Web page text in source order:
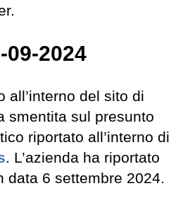
09-2024
all’interno del sito di
smentita sul presunto
riportato all’interno di
. L’azienda ha riportato
data 6 settembre 2024.